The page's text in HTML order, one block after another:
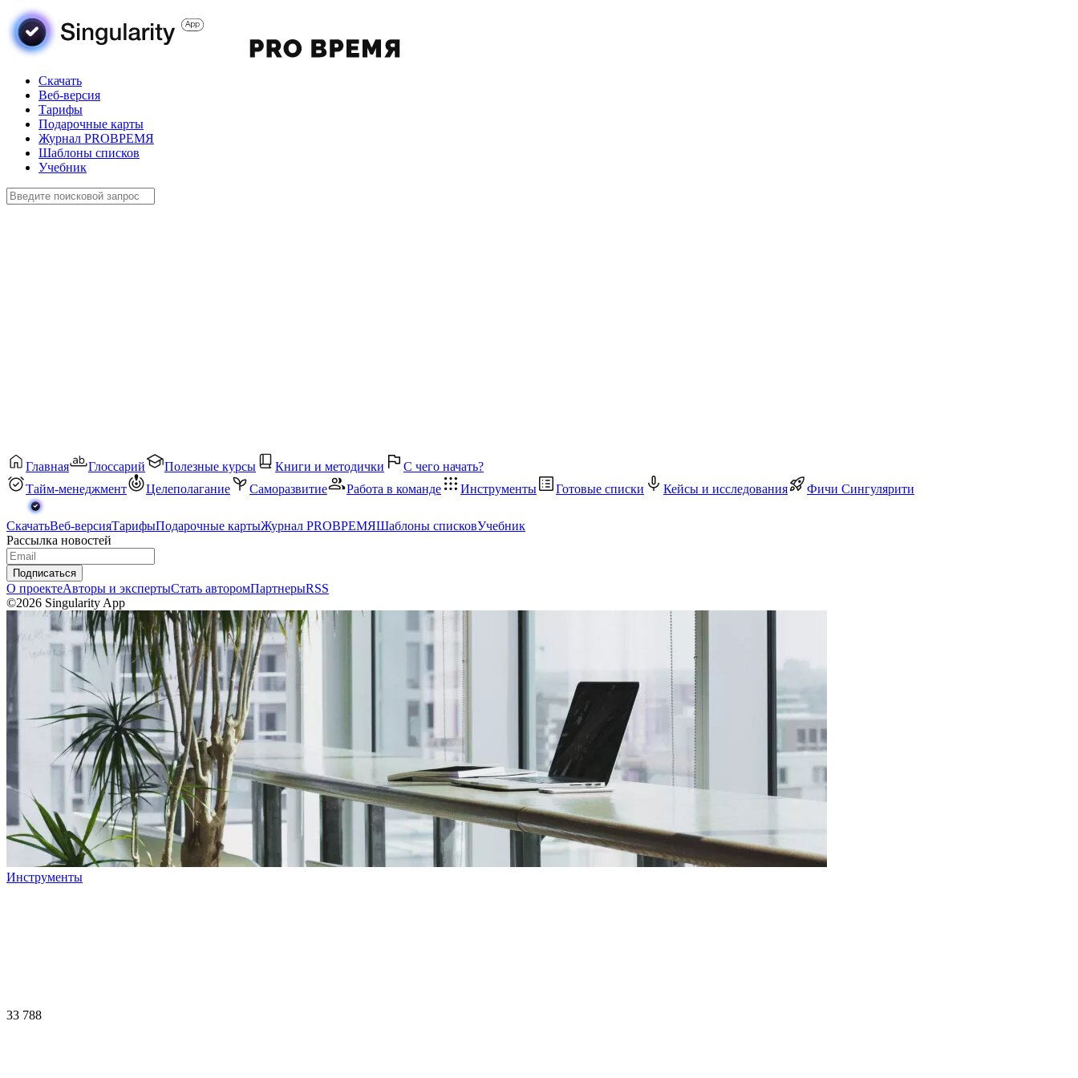
Скачать
Веб-версия
Тарифы
Подарочные карты
Журнал PROВРЕМЯ
Шаблоны списков
Учебник
Главная Глоссарий Полезные курсы Книги и методички
С чего начать?
Тайм-менеджмент
Целеполагание Саморазвитие Работа в команде Инструменты Готовые списки Кейсы и исследования Фичи Сингулярити
СкачатьВеб-версияТарифыПодарочные картыЖурнал PROВРЕМЯШаблоны списковУчебник
Рассылка новостей
Подписаться
О проектеАвторы и экспертыСтать авторомПартнерыRSS
©2026 Singularity App
Инструменты
33 788